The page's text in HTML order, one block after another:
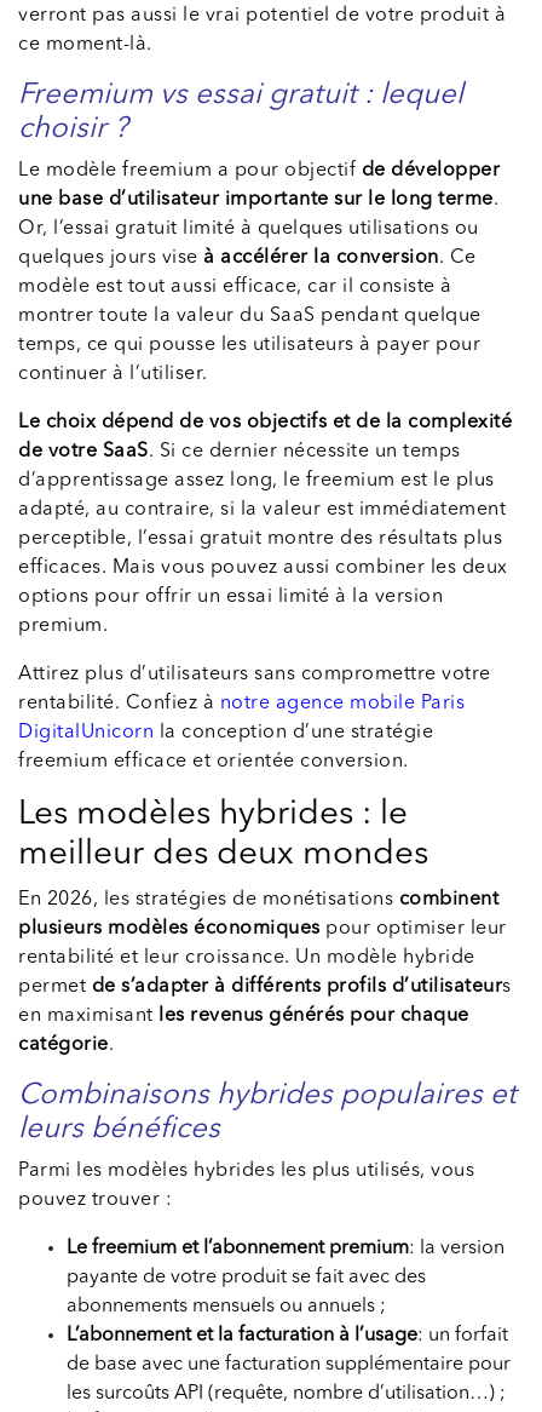
verront pas aussi le vrai potentiel de votre produit à
ce moment-là.
Freemium vs essai gratuit : lequel
choisir ?
Le modèle freemium a pour objectif de développer
une base d’utilisateur importante sur le long terme.
Or, l’essai gratuit limité à quelques utilisations ou
quelques jours vise à accélérer la conversion. Ce
modèle est tout aussi efficace, car il consiste à
montrer toute la valeur du SaaS pendant quelque
temps, ce qui pousse les utilisateurs à payer pour
continuer à l’utiliser.
Le choix dépend de vos objectifs et de la complexité
de votre SaaS. Si ce dernier nécessite un temps
d’apprentissage assez long, le freemium est le plus
adapté, au contraire, si la valeur est immédiatement
perceptible, l’essai gratuit montre des résultats plus
efficaces. Mais vous pouvez aussi combiner les deux
options pour offrir un essai limité à la version
premium.
Attirez plus d’utilisateurs sans compromettre votre
rentabilité. Confiez à notre agence mobile Paris
DigitalUnicorn la conception d’une stratégie
freemium efficace et orientée conversion.
Les modèles hybrides : le
meilleur des deux mondes
En 2026, les stratégies de monétisations combinent
plusieurs modèles économiques pour optimiser leur
rentabilité et leur croissance. Un modèle hybride
permet de s’adapter à différents profils d’utilisateurs
en maximisant les revenus générés pour chaque
catégorie.
Combinaisons hybrides populaires et
leurs bénéfices
Parmi les modèles hybrides les plus utilisés, vous
pouvez trouver :
Le freemium et l’abonnement premium: la version
payante de votre produit se fait avec des
abonnements mensuels ou annuels ;
L’abonnement et la facturation à l’usage: un forfait
de base avec une facturation supplémentaire pour
les surcoûts API (requête, nombre d’utilisation…) ;